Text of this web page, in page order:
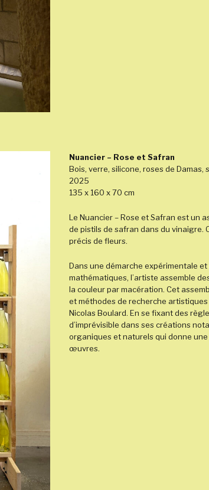
Nuancier – Rose et Safran
Bois, verre, silicone, roses de Damas,
2025
135 x 160 x 70 cm
Le Nuancier – Rose et Safran est un
de pistils de safran dans du vinaigre.
précis de fleurs.
Dans une démarche expérimentale et
mathématiques, l’artiste assemble
la couleur par macération. Cet
et méthodes de recherche
Nicolas Boulard. En se fixant des
d’imprévisible dans ses créations
organiques et naturels qui donne
œuvres.